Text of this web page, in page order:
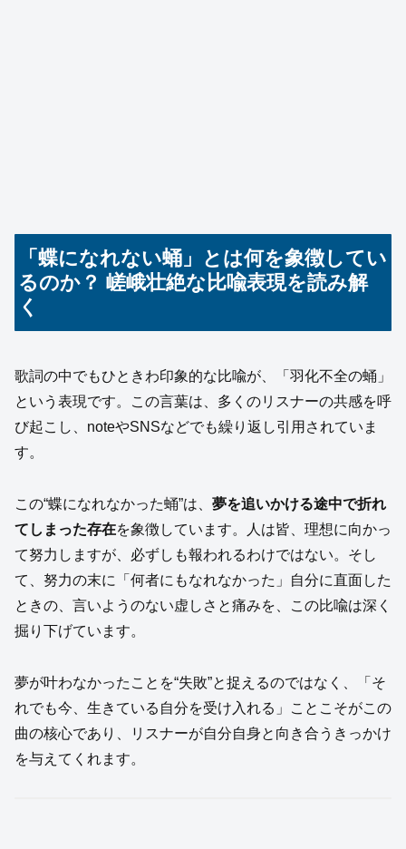
「蝶になれない蛹」とは何を象徴してい
るのか？ 嵯峨壮絶な比喩表現を読み解
く
歌詞の中でもひときわ印象的な比喩が、「羽化不全の蛹」
という表現です。この言葉は、多くのリスナーの共感を呼
び起こし、noteやSNSなどでも繰り返し引用されていま
す。
この“蝶になれなかった蛹”は、 夢を追いかける途中で折れ
てしまった存在を象徴しています。人は皆、理想に向かっ
て努力しますが、必ずしも報われるわけではない。そし
て、努力の末に「何者にもなれなかった」自分に直面した
ときの、言いようのない虚しさと痛みを、この比喩は深く
掘り下げています。
夢が叶わなかったことを“失敗”と捉えるのではなく、「そ
れでも今、生きている自分を受け入れる」ことこそがこの
曲の核心であり、リスナーが自分自身と向き合うきっかけ
を与えてくれます。